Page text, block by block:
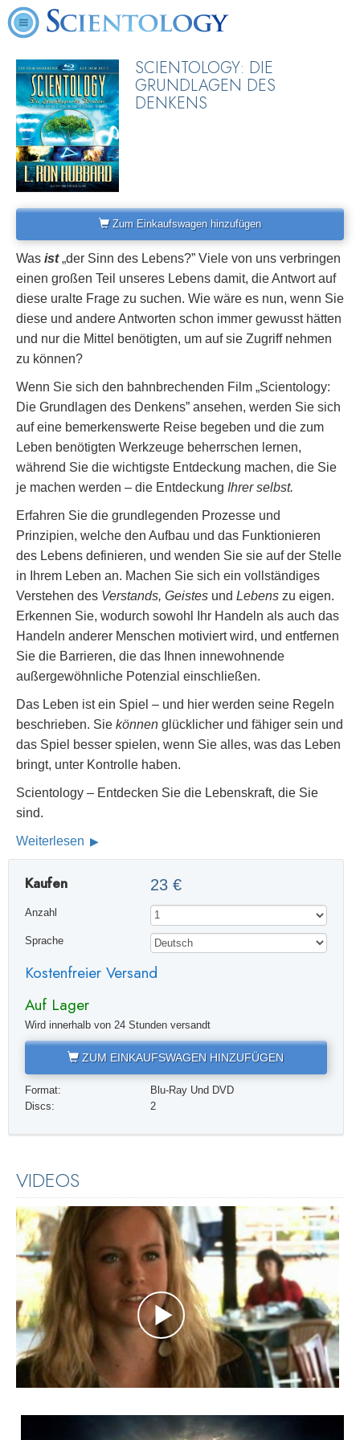
SCIENTOLOGY: DIE
GRUNDLAGEN DES
DENKENS
Zum Einkaufswagen hinzufügen
Was ist„der Sinn des Lebens?” Viele von uns verbringen
einen großen Teil unseres Lebens damit, die Antwort auf
diese uralte Frage zu suchen. Wie wäre es nun, wenn Sie
diese und andere Antworten schon immer gewusst hätten
und nur die Mittel benötigten, um auf sie Zugriff nehmen
zu können?
Wenn Sie sich den bahnbrechenden Film „Scientology:
Die Grundlagen des Denkens” ansehen, werden Sie sich
auf eine bemerkenswerte Reise begeben und die zum
Leben benötigten Werkzeuge beherrschen lernen,
während Sie die wichtigste Entdeckung machen, die Sie
je machen werden – die Entdeckung Ihrer selbst.
Erfahren Sie die grundlegenden Prozesse und
Prinzipien, welche den Aufbau und das Funktionieren
des Lebens definieren, und wenden Sie sie auf der Stelle
in Ihrem Leben an. Machen Sie sich ein vollständiges
Verstehen des Verstands, Geistes und Lebens zu eigen.
Erkennen Sie, wodurch sowohl Ihr Handeln als auch das
Handeln anderer Menschen motiviert wird, und entfernen
Sie die Barrieren, die das Ihnen innewohnende
außergewöhnliche Potenzial einschließen.
Das Leben ist ein Spiel – und hier werden seine Regeln
beschrieben. Sie können glücklicher und fähiger sein und
das Spiel besser spielen, wenn Sie alles, was das Leben
bringt, unter Kontrolle haben.
Scientology – Entdecken Sie die Lebenskraft, die Sie
sind.
Weiterlesen
Kaufen 23 €
Anzahl
Sprache
Kostenfreier Versand
Auf Lager
Wird innerhalb von 24 Stunden versandt
ZUM EINKAUFSWAGEN HINZUFÜGEN
Format:
Blu-Ray Und DVD
Discs:
2
VIDEOS